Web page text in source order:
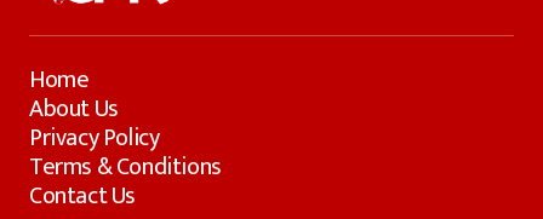
Home
About Us
Privacy Policy
Terms & Conditions
Contact Us